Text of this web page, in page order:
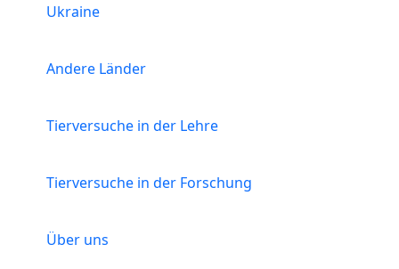
Ukraine
Andere Länder
Tierversuche in der Lehre
Tierversuche in der Forschung
Über uns